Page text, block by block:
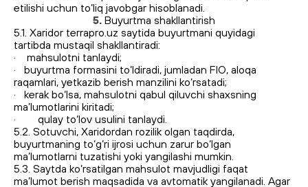
etilishi uchun to‘liq javobgar hisoblanadi.
5. Buyurtma shakllantirish
5.1. Xaridor terrapro.uz saytida buyurtmani quyidagi
tartibda mustaqil shakllantiradi:
· mahsulotni tanlaydi;
· buyurtma formasini to‘ldiradi, jumladan FIO, aloqa
raqamlari, yetkazib berish manzilini ko‘rsatadi;
· kerak bo‘lsa, mahsulotni qabul qiluvchi shaxsning
ma’lumotlarini kiritadi;
· qulay to‘lov usulini tanlaydi.
5.2. Sotuvchi, Xaridordan rozilik olgan taqdirda,
buyurtmaning to‘g‘ri ijrosi uchun zarur bo‘lgan
ma’lumotlarni tuzatishi yoki yangilashi mumkin.
5.3. Saytda ko‘rsatilgan mahsulot mavjudligi faqat
ma’lumot berish maqsadida va avtomatik yangilanadi. Agar